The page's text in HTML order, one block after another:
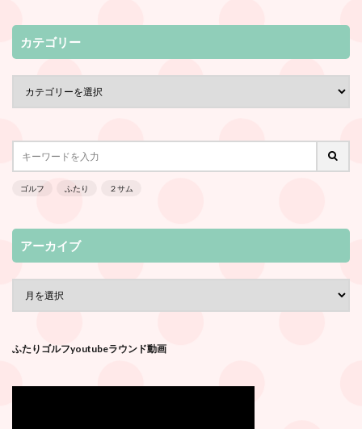
カテゴリー
ゴルフ ふたり ２サム
アーカイブ
ふたりゴルフyoutubeラウンド動画